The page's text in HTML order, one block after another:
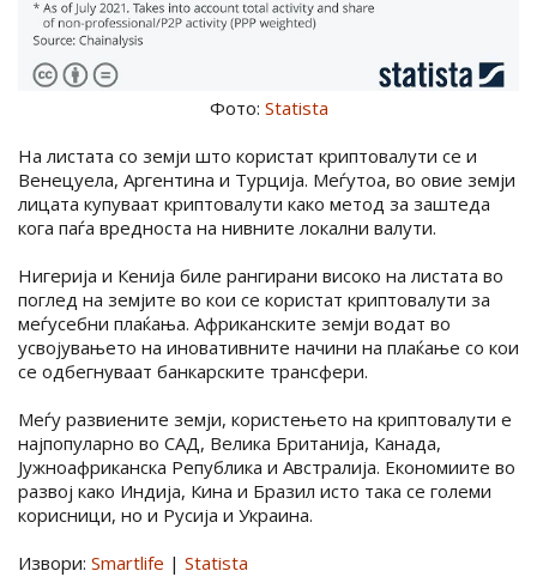
Фото: Statista
На листата со земји што користат криптовалути се и
Венецуела, Аргентина и Турција. Меѓутоа, во овие земји
лицата купуваат криптовалути како метод за заштеда
кога паѓа вредноста на нивните локални валути.
Нигерија и Кенија биле рангирани високо на листата во
поглед на земјите во кои се користат криптовалути за
меѓусебни плаќања. Африканските земји водат во
усвојувањето на иновативните начини на плаќање со кои
се одбегнуваат банкарските трансфери.
Меѓу развиените земји, користењето на криптовалути е
најпопуларно во САД, Велика Британија, Канада,
Јужноафриканска Република и Австралија. Економиите во
развој како Индија, Кина и Бразил исто така се големи
корисници, но и Русија и Украина.
Извори: Smartlife | Statista